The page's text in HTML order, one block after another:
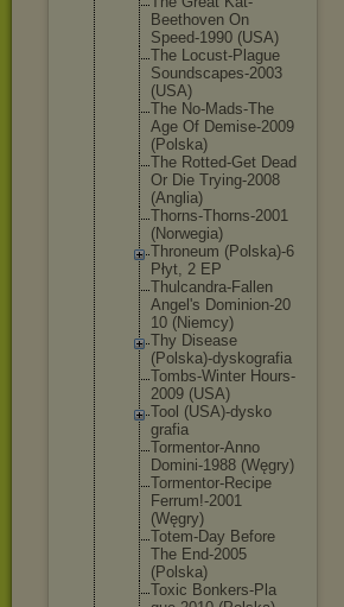
Beethoven On
Speed-1990 (USA)
The Locust-Plague
Soundscapes-2003
(USA)
The No-Mads-The
Age Of Demise-2009
(Polska)
The Rotted-Get Dead
Or Die Trying-2008
(Anglia)
Thorns-Thorns-2001
(Norwegia)
Throneum (Polska)-6
Płyt, 2 EP
Thulcandra-Fallen
Angel's Dominion-20
10 (Niemcy)
Thy Disease
(Polska)-dyskografia
Tombs-Winter Hours-
2009 (USA)
Tool (USA)-dysko
grafia
Tormentor-Anno
Domini-1988 (Węgry)
Tormentor-Recipe
Ferrum!-2001
(Węgry)
Totem-Day Before
The End-2005
(Polska)
Toxic Bonkers-Pla